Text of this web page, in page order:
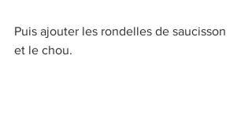
Puis ajouter les rondelles de saucisson
et le chou.